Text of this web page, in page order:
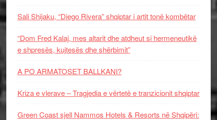
Sali Shijaku, “Diego Rivera” shqiptar i artit tonë kombëtar
“Dom Fred Kalaj, mes altarit dhe atdheut si hermeneutikë
e shpresës, kujtesës dhe shërbimit”
A PO ARMATOSET BALLKANI?
Kriza e vlerave – Tragjedia e vërtetë e tranzicionit shqiptar
Green Coast sjell Nammos Hotels & Resorts në Shqipëri: